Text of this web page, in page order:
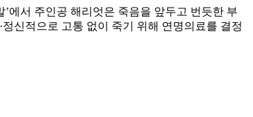
에서 주인공 해리엇은 죽음을 앞두고 번듯한 부
신적으로 고통 없이 죽기 위해 연명의료를 결정